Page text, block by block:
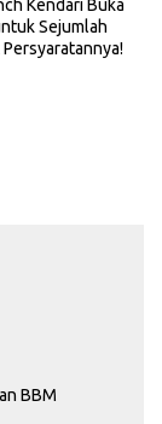
Kendari Buka
Sejumlah
Persyaratannya!
BBM